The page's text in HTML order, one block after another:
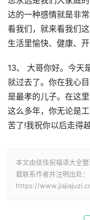
达的一种感情就是非
看我们，就来看我们
生活里愉快、健康、
13、 ⼤哥你好。今天
就过去了。你在我⼼
是最孝的⼉⼦。在这
这么多年，你⽆论是
苦了!我祝你以后⾛得
本文由佳佳祝福语大全
载联系作者并注明出处：
https://